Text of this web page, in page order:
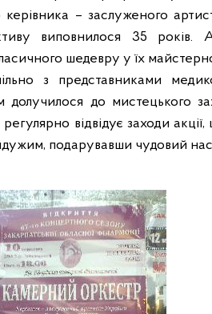
керівника – заслуженого
виповнилося 35 років.
шедевру у їх
з представниками медико-
долучилося до мистецького
відвідує заходи
подарувавши чудовий